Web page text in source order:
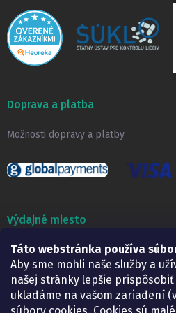
Táto webstránka používa
Aby sme mohli naše služby a
našej stránky lepšie
ukladáme na vašom zariadení
Doprava a platba
Možnosti dopravy a platby
Výdajné miesto
Lekáreň ADONAI
Košice – Smetanova 2
Pondelok:
07.30 – 15.30 h.
Utorok:
07.30 – 16.00 h.
Streda:
07.30 – 16.00 h.